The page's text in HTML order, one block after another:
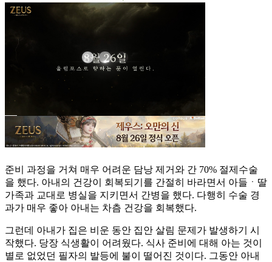
준비 과정을 거쳐 매우 어려운 담낭 제거와 간 70% 절제수술
을 했다. 아내의 건강이 회복되기를 간절히 바라면서 아들ㆍ딸
가족과 교대로 병실을 지키면서 간병을 했다. 다행히 수술 경
과가 매우 좋아 아내는 차츰 건강을 회복했다.
그런데 아내가 집은 비운 동안 집안 살림 문제가 발생하기 시
작했다. 당장 식생활이 어려웠다. 식사 준비에 대해 아는 것이
별로 없었던 필자의 발등에 불이 떨어진 것이다. 그동안 아내